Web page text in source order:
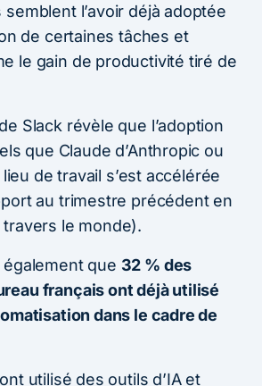
l’avoir déjà adoptée
de certaines tâches et
le gain de productivité tiré de
Slack révèle que l’adoption
que Claude d’Anthropic ou
de travail s’est accélérée
au trimestre précédent en
le monde).
également que 32 % des
français ont déjà utilisé
dans le cadre de
utilisé des outils d’IA et